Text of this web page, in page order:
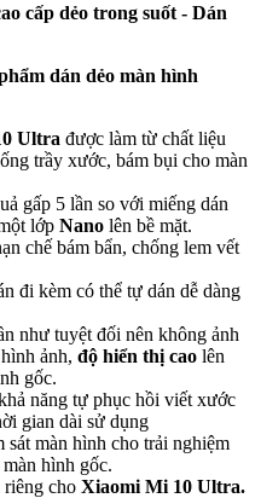
cấp dẻo trong suốt - Dán
dán dẻo màn hình
Ultra được làm từ chất liệu
trầy xước, bám bụi cho màn
gấp 5 lần so với miếng dán
lớp Nano lên bề mặt.
chế bám bẩn, chống lem vết
đi kèm có thể tự dán dễ dàng
như tuyệt đối nên không ảnh
ảnh, độ hiển thị cao lên
gốc.
năng tự phục hồi viết xước
gian dài sử dụng
sát màn hình cho trải nghiệm
hình gốc.
riêng cho Xiaomi Mi 10 Ultra.